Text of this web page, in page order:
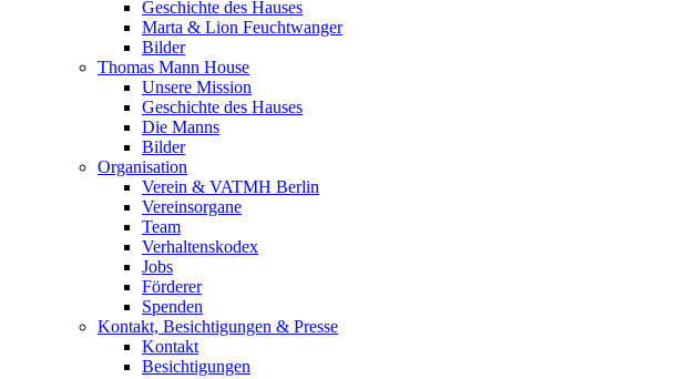
Geschichte des Hauses
Marta & Lion Feuchtwanger
Bilder
Thomas Mann House
Unsere Mission
Geschichte des Hauses
Die Manns
Bilder
Organisation
Verein & VATMH Berlin
Vereinsorgane
Team
Verhaltenskodex
Jobs
Förderer
Spenden
Kontakt, Besichtigungen & Presse
Kontakt
Besichtigungen